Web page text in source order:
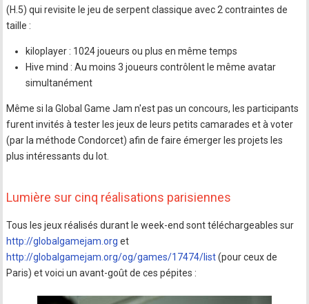
(H.5) qui revisite le jeu de serpent classique avec 2 contraintes de
taille :
kiloplayer : 1024 joueurs ou plus en même temps
Hive mind : Au moins 3 joueurs contrôlent le même avatar
simultanément
Même si la Global Game Jam n'est pas un concours, les participants
furent invités à tester les jeux de leurs petits camarades et à voter
(par la méthode Condorcet) afin de faire émerger les projets les
plus intéressants du lot.
Lumière sur cinq réalisations parisiennes
Tous les jeux réalisés durant le week-end sont téléchargeables sur
http://globalgamejam.org et
http://globalgamejam.org/og/games/17474/list(pour ceux de
Paris) et voici un avant-goût de ces pépites :